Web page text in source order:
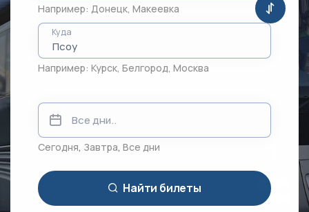
Например: Донецк, Макеевка
Куда
Например: Курск, Белгород, Москва
Сегодня, Завтра, Все дни
Найти билеты